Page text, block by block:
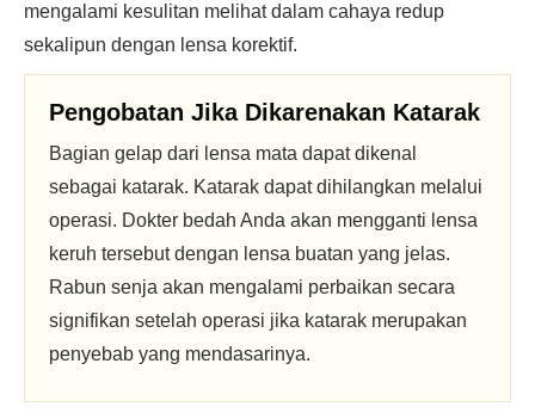
mengalami kesulitan melihat dalam cahaya redup
sekalipun dengan lensa korektif.
Pengobatan Jika Dikarenakan Katarak
Bagian gelap dari lensa mata dapat dikenal
sebagai katarak. Katarak dapat dihilangkan melalui
operasi. Dokter bedah Anda akan mengganti lensa
keruh tersebut dengan lensa buatan yang jelas.
Rabun senja akan mengalami perbaikan secara
signifikan setelah operasi jika katarak merupakan
penyebab yang mendasarinya.